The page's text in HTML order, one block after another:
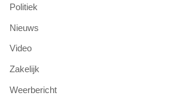
Politiek
Nieuws
Video
Zakelijk
Weerbericht